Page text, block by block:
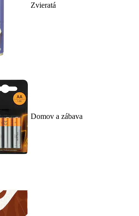
Zvieratá
Domov a zábava